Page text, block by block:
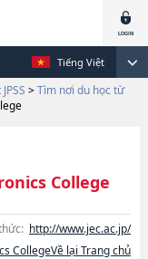
Tiếng Việt
> Tìm nơi du học từ
College
http://www.jec.ac.jp/
CollegeVề lại Trang chủ